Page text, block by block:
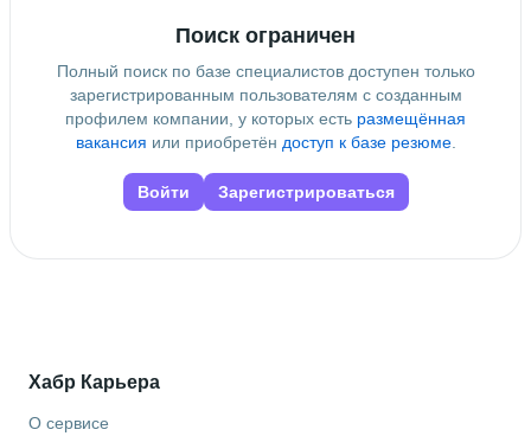
Поиск ограничен
Полный поиск по базе специалистов доступен только
зарегистрированным пользователям с созданным
профилем компании, у которых есть размещённая
вакансия или приобретён доступ к базе резюме.
Войти Зарегистрироваться
Хабр Карьера
О сервисе